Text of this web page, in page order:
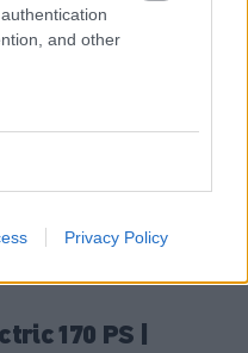
and other
Privacy Policy